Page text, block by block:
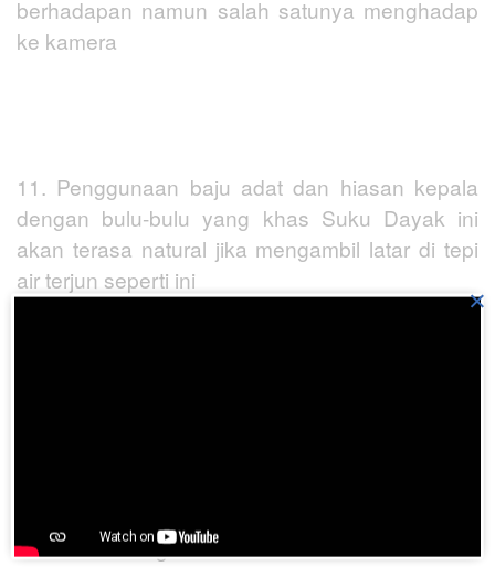
berhadapan namun salah satunya menghadap
ke kamera
11. Penggunaan baju adat dan hiasan kepala
dengan bulu-bulu yang khas Suku Dayak ini
akan terasa natural jika mengambil latar di tepi
air terjun seperti ini
adat Mandailing. Seru!
×